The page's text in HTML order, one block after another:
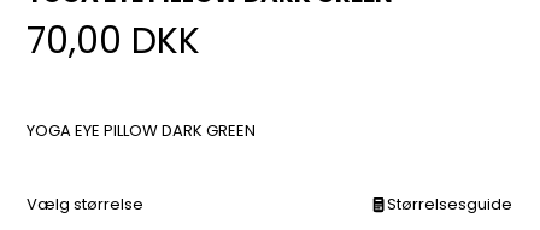
70,00 DKK
YOGA EYE PILLOW DARK GREEN
Vælg størrelse Størrelsesguide